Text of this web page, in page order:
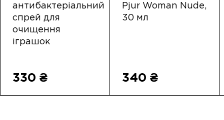
антибактеріальний
спрей для
очищення
іграшок
330 ₴
Pjur Woman Nude,
30 мл
340 ₴